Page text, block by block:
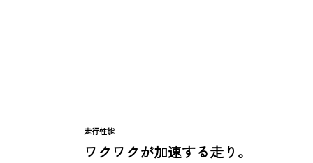
走行性能
ワクワクが加速する走り。